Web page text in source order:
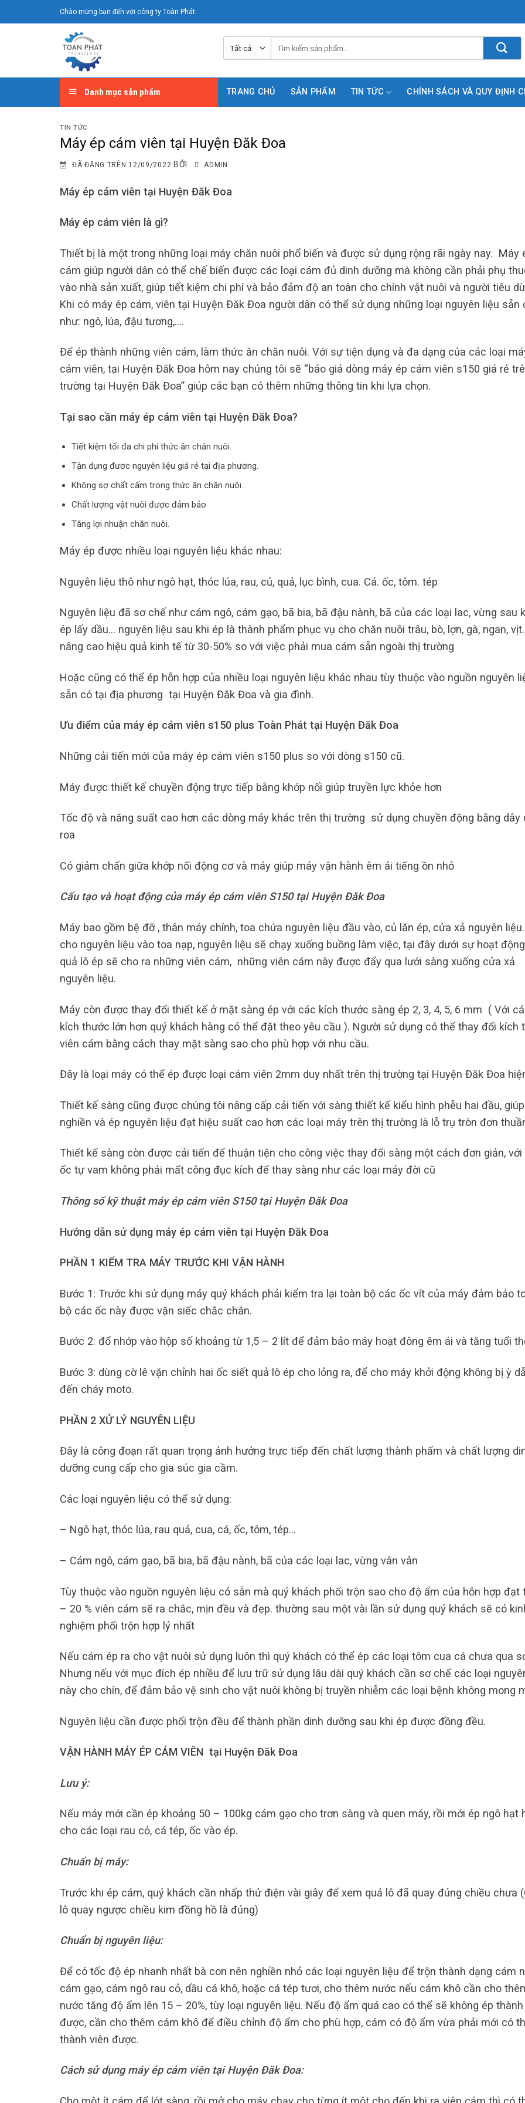
đến
Chào mừng bạn đến với công ty Toàn Phát
Danh mục sản phẩm TRANG CHỦ SẢN PHẨM TIN TỨC CHÍNH SÁCH VÀ QUY ĐỊNH
TIN TỨC
Máy ép cám viên tại Huyện Đăk Đoa
ĐÃ ĐĂNG TRÊN 12/09/2022 BỞI ADMIN
Máy ép cám viên tại Huyện Đăk Đoa
Máy ép cám viên là gì?
Thiết bị là một trong những loại máy chăn nuôi phổ biến và được sử dụng rộng rãi ngày nay. Máy
cám giúp người dân có thể chế biến được các loại cám đủ dinh dưỡng mà không cần phải phụ
vào nhà sản xuất, giúp tiết kiệm chi phí và bảo đảm độ an toàn cho chính vật nuôi và người tiêu
Khi có máy ép cám, viên tại Huyện Đăk Đoa người dân có thể sử dụng những loại nguyên liệu sẵn
như: ngô, lúa, đậu tương,….
Để ép thành những viên cám, làm thức ăn chăn nuôi. Với sự tiện dụng và đa dạng của các loại
cám viên, tại Huyện Đăk Đoa hôm nay chúng tôi sẽ “báo giá dòng máy ép cám viên s150 giá rẻ
trường tại Huyện Đăk Đoa” giúp các bạn có thêm những thông tin khi lựa chọn.
Tại sao cần máy ép cám viên tại Huyện Đăk Đoa?
Tiết kiệm tối đa chi phí thức ăn chăn nuôi.
Tận dụng đươc nguyên liệu giá rẻ tại địa phương.
Không sợ chất cấm trong thức ăn chăn nuôi.
Chất lượng vật nuôi được đảm bảo
Tăng lợi nhuận chăn nuôi.
Máy ép được nhiều loại nguyên liệu khác nhau:
Nguyên liệu thô như ngô hạt, thóc lúa, rau, củ, quả, lục bình, cua. Cá. ốc, tôm. tép
Nguyên liệu đã sơ chế như cám ngô, cám gạo, bã bia, bã đậu nành, bã của các loại lac, vừng sau
ép lấy dầu… nguyên liệu sau khi ép là thành phẩm phục vụ cho chăn nuôi trâu, bò, lợn, gà, ngan,
nâng cao hiệu quả kinh tế từ 30-50% so với việc phải mua cám sẵn ngoài thị trường
Hoặc cũng có thể ép hỗn hợp của nhiều loại nguyên liệu khác nhau tùy thuộc vào nguồn nguyên
sẵn có tại địa phương tại Huyện Đăk Đoa và gia đình.
Ưu điểm của máy ép cám viên s150 plus Toàn Phát tại Huyện Đăk Đoa
Những cải tiến mới của máy ép cám viên s150 plus so với dòng s150 cũ.
Máy được thiết kế chuyền động trực tiếp bằng khớp nối giúp truyền lực khỏe hơn
Tốc độ và năng suất cao hơn các dòng máy khác trên thị trường sử dụng chuyền động bằng dây
roa
Có giảm chấn giữa khớp nối động cơ và máy giúp máy vận hành êm ái tiếng ồn nhỏ
Cấu tạo và hoạt động của máy ép cám viên S150 tại Huyện Đăk Đoa
Máy bao gồm bệ đỡ , thân máy chính, toa chứa nguyên liệu đầu vào, củ lăn ép, cửa xả nguyên
cho nguyên liệu vào toa nạp, nguyên liệu sẽ chạy xuống buồng làm việc, tại đây dưới sự hoạt
quả lô ép sẽ cho ra những viên cám, những viên cám này được đẩy qua lưới sàng xuống cửa xả
nguyên liệu.
Máy còn được thay đổi thiết kế ở mặt sàng ép với các kích thước sàng ép 2, 3, 4, 5, 6 mm ( Với
kích thước lớn hơn quý khách hàng có thể đặt theo yêu cầu ). Người sử dụng có thể thay đổi kích
viên cám bằng cách thay mặt sàng sao cho phù hợp với nhu cầu.
Đây là loại máy có thể ép được loại cám viên 2mm duy nhất trên thị trường tại Huyện Đăk Đoa
Thiết kế sàng cũng được chúng tôi nâng cấp cải tiến với sàng thiết kế kiểu hình phễu hai đầu, giúp
nghiền và ép nguyên liệu đạt hiệu suất cao hơn các loại máy trên thị trường là lỗ trụ tròn đơn
Thiết kế sàng còn được cải tiến để thuận tiện cho công việc thay đổi sàng một cách đơn giản, với
ốc tự vam không phải mất công đục kích để thay sàng như các loại máy đời cũ
Thông số kỹ thuật máy ép cám viên S150 tại Huyện Đăk Đoa
Hướng dẫn sử dụng máy ép cám viên tại Huyện Đăk Đoa
PHẦN 1 KIỂM TRA MÁY TRƯỚC KHI VẬN HÀNH
Bước 1: Trước khi sử dụng máy quý khách phải kiểm tra lại toàn bộ các ốc vít của máy đảm bảo
bộ các ốc này được vặn siếc chắc chắn.
Bước 2: đổ nhớp vào hộp số khoảng từ 1,5 – 2 lít để đảm bảo máy hoạt đông êm ái và tăng tuổi
Bước 3: dùng cờ lê vặn chỉnh hai ốc siết quả lô ép cho lỏng ra, để cho máy khởi động không bị ỳ
đến cháy moto.
PHẦN 2 XỬ LÝ NGUYÊN LIỆU
Đây là công đoạn rất quan trọng ảnh hưởng trực tiếp đến chất lượng thành phẩm và chất lượng
dưỡng cung cấp cho gia súc gia cầm.
Các loại nguyên liệu có thể sử dụng:
– Ngô hạt, thóc lúa, rau quả, cua, cá, ốc, tôm, tép…
– Cám ngô, cám gạo, bã bia, bã đậu nành, bã của các loại lac, vừng vân vân
Tùy thuộc vào nguồn nguyên liệu có sẵn mà quý khách phối trộn sao cho độ ẩm của hỗn hợp đạt
– 20 % viên cám sẽ ra chắc, mịn đều và đẹp. thường sau một vài lần sử dụng quý khách sẽ có
nghiệm phối trộn hợp lý nhất
Nếu cám ép ra cho vật nuôi sử dụng luôn thì quý khách có thể ép các loại tôm cua cá chưa qua
Nhưng nếu với mục đích ép nhiều để lưu trữ sử dụng lâu dài quý khách cần sơ chế các loại
này cho chín, để đảm bảo vệ sinh cho vật nuôi không bị truyền nhiễm các loại bệnh không mong
Nguyên liệu cần được phối trộn đều để thành phần dinh dưỡng sau khi ép được đồng đều.
VẬN HÀNH MÁY ÉP CÁM VIÊN tại Huyện Đăk Đoa
Lưu ý:
Nếu máy mới cần ép khoảng 50 – 100kg cám gạo cho trơn sàng và quen máy, rồi mới ép ngô hạt
cho các loại rau cỏ, cá tép, ốc vào ép.
Chuẩn bị máy:
Trước khi ép cám, quý khách cần nhấp thử điện vài giây để xem quả lô đã quay đúng chiều chưa
lô quay ngược chiều kim đồng hồ là đúng)
Chuẩn bị nguyên liệu:
Để có tốc độ ép nhanh nhất bà con nên nghiền nhỏ các loại nguyên liệu để trộn thành dạng cám
cám gạo, cám ngô rau cỏ, dầu cá khô, hoặc cá tép tươi, cho thêm nước nếu cám khô cần cho
nước tăng độ ẩm lên 15 – 20%, tùy loại nguyên liệu. Nếu độ ẩm quá cao có thể sẽ không ép thành
được, cần cho thêm cám khô để điều chỉnh độ ẩm cho phù hợp, cám có độ ẩm vừa phải mới có
thành viên được.
Cách sử dụng máy ép cám viên tại Huyện Đăk Đoa: